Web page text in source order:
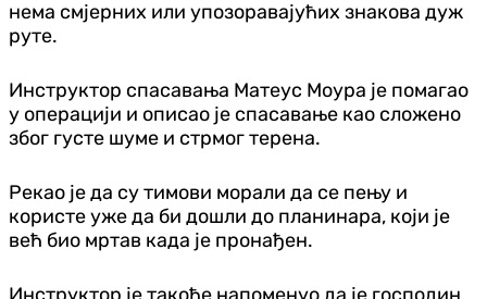
нема смјерних или упозоравајућих знакова дуж
руте.
Инструктор спасавања Матеус Моура је помагао
у операцији и описао је спасавање као сложено
због густе шуме и стрмог терена.
Рекао је да су тимови морали да се пењу и
користе уже да би дошли до планинара, који је
већ био мртав када је пронађен.